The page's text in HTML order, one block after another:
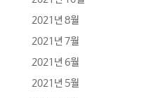
2021년 8월
2021년 7월
2021년 6월
2021년 5월